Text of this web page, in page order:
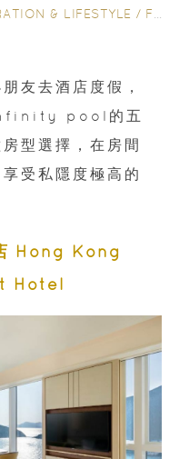
& LIFESTYLE / FAMILY FUN
友去酒店度假，
pool的五
型選擇，在房間
受私隱度極高的
Hong Kong
Hotel